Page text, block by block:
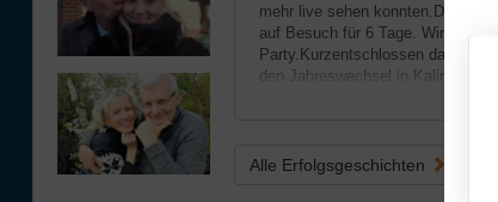
mehr live sehen konnten.Deshalb
auf Besuch für 6 Tage. Wir
Party.Kurzentschlossen danach
den Jahreswechsel in
..
Alle Erfolgsgeschichten